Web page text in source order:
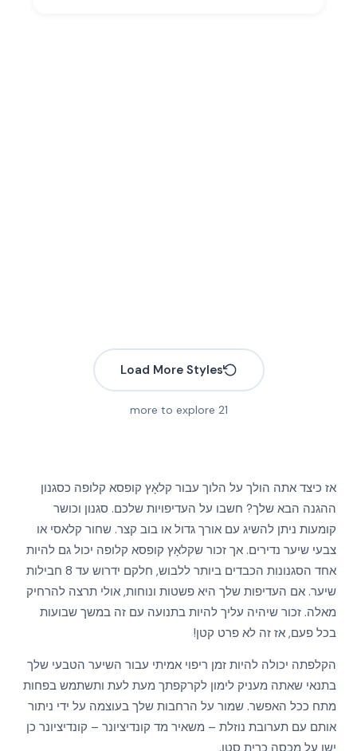
Load More Styles
21
אז כיצד אתה הולך על הלוך עבור קלאָץ קופסא קלופה כסגנון
ההגנה הבא שלך? חשבו על העדיפויות שלכם. סגנון וכושר
קומעות ניתן להשיג עם אורך גדול או בוב קצר. שחור קלאסי או
צבעי שיער נדירים. אך זכור שקלאָץ קופסא קלופה יכול גם להיות
אחד הסגנונות הכבדים ביותר ללבוש, חלקם ידרוש עד 8 חבילות
שיער. אם העדיפות שלך היא פשטות ונוחות, אולי תרצה להרחיק
מאלה. זכור שיהיה עליך להיות בתנועה עם זה במשך שבועות
בכל פעם, אז זה לא פרט קטן!
הקלפתה יכולה להיות זמן ריפוי אמיתי עבור השיער הטבעי שלך
בתנאי שאתה מעניק לימון לקרקפתך מעת לעת ותשתמש בפחות
מתח ככל האפשר. שמור על הרחבות שלך בעוצמה על ידי ניתור
אותם עם תערובת נוזלת – משאיר מד קונדיציונר – קונדיציונר כן
ישן על מכסה כרית סטן.